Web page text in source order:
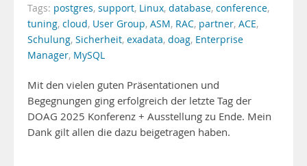
Tags: postgres, support, Linux, database, conference,
tuning, cloud, User Group, ASM, RAC, partner, ACE,
Schulung, Sicherheit, exadata, doag, Enterprise
Manager, MySQL
Mit den vielen guten Präsentationen und
Begegnungen ging erfolgreich der letzte Tag der
DOAG 2025 Konferenz + Ausstellung zu Ende. Mein
Dank gilt allen die dazu beigetragen haben.